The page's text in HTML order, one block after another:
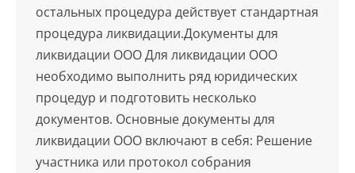
остальных процедура действует стандартная
процедура ликвидации.Документы для
ликвидации ООО Для ликвидации ООО
необходимо выполнить ряд юридических
процедур и подготовить несколько
документов. Основные документы для
ликвидации ООО включают в себя: Решение
участника или протокол собрания